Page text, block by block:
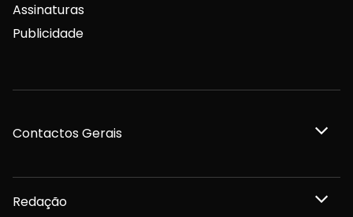
Assinaturas
Publicidade
Contactos Gerais
Redação